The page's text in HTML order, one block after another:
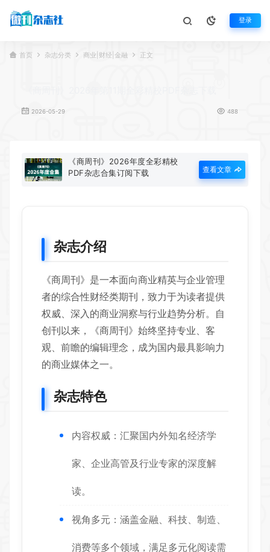
登录
首页 杂志分类 商业|财经|金融 正文
2026-05-29 488
《商周刊》2026年度全彩精校
PDF杂志合集订阅下载
查看文章
杂志介绍
《商周刊》是一本面向商业精英与企业管理
者的综合性财经类期刊，致力于为读者提供
权威、深入的商业洞察与行业趋势分析。自
创刊以来，《商周刊》始终坚持专业、客
观、前瞻的编辑理念，成为国内最具影响力
的商业媒体之一。
杂志特色
内容权威：汇聚国内外知名经济学
家、企业高管及行业专家的深度解
读。
视角多元：涵盖金融、科技、制造、
消费等多个领域，满足多元化阅读需